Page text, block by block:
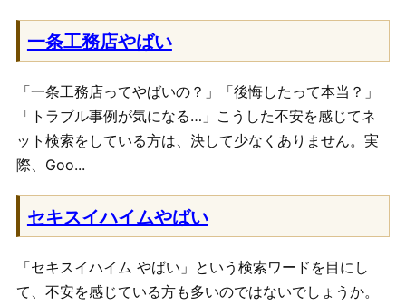
一条工務店やばい
「一条工務店ってやばいの？」「後悔したって本当？」
「トラブル事例が気になる…」こうした不安を感じてネ
ット検索をしている方は、決して少なくありません。実
際、Goo...
セキスイハイムやばい
「セキスイハイム やばい」という検索ワードを目にし
て、不安を感じている方も多いのではないでしょうか。